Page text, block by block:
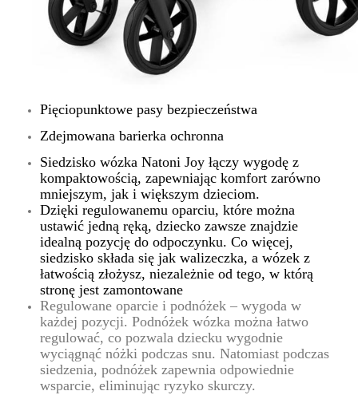
Pięciopunktowe pasy bezpieczeństwa
Zdejmowana barierka ochronna
Siedzisko wózka Natoni Joy łączy wygodę z
kompaktowością, zapewniając komfort zarówno
mniejszym, jak i większym dzieciom.
Dzięki regulowanemu oparciu, które można
ustawić jedną ręką, dziecko zawsze znajdzie
idealną pozycję do odpoczynku. Co więcej,
siedzisko składa się jak walizeczka, a wózek z
łatwością złożysz, niezależnie od tego, w którą
stronę jest zamontowane
Regulowane oparcie i podnóżek – wygoda w
każdej pozycji. Podnóżek wózka można łatwo
regulować, co pozwala dziecku wygodnie
wyciągnąć nóżki podczas snu. Natomiast podczas
siedzenia, podnóżek zapewnia odpowiednie
wsparcie, eliminując ryzyko skurczy.